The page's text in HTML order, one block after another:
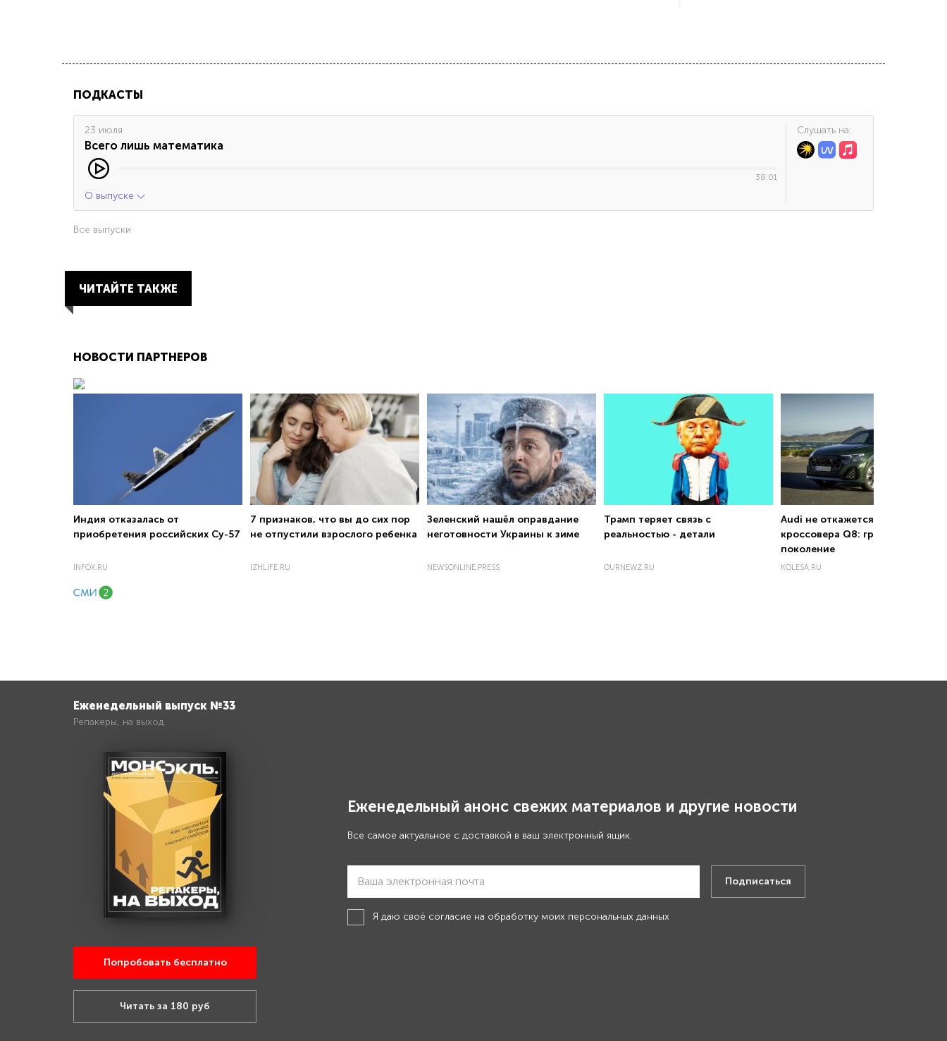
ПОДКАСТЫ
23 июля
Всего лишь математика
38:01
О выпуске
Cлушать на:
Все выпуски
ЧИТАЙТЕ ТАКЖЕ
НОВОСТИ ПАРТНЕРОВ
Индия отказалась от
приобретения российских Су-57
INFOX.RU
7 признаков, что вы до сих пор
не отпустили взрослого ребенка
IZHLIFE.RU
Зеленский нашёл оправдание
неготовности Украины к зиме
NEWSONLINE.PRESS
Трамп теряет связь с
реальностью - детали
OURNEWZ.RU
Audi не откажется от
кроссовера Q8: грядёт новое
поколение
KOLESA.RU
Еженедельный выпуск №33
Репакеры, на выход
Попробовать бесплатно
Читать за 180 руб
Еженедельный анонс свежих материалов и другие новости
Все самое актуальное с доставкой в ваш электронный ящик.
Подписаться
Я даю своё согласие на обработку моих персональных данных